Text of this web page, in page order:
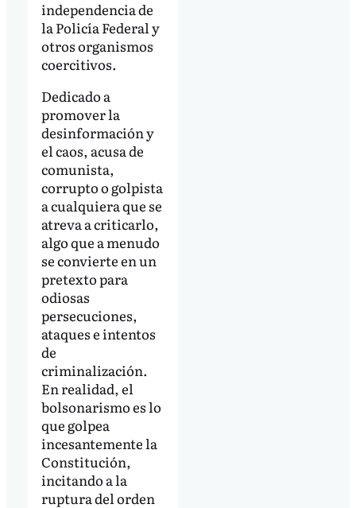
independencia de
la Policía Federal y
otros organismos
coercitivos.
Dedicado a
promover la
desinformación y
el caos, acusa de
comunista,
corrupto o golpista
a cualquiera que se
atreva a criticarlo,
algo que a menudo
se convierte en un
pretexto para
odiosas
persecuciones,
ataques e intentos
de
criminalización.
En realidad, el
bolsonarismo es lo
que golpea
incesantemente la
Constitución,
incitando a la
ruptura del orden